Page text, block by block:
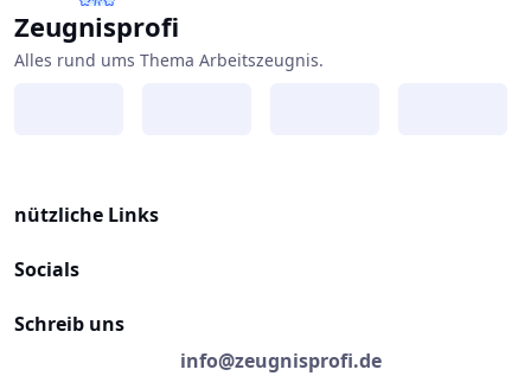
Zeugnisprofi
Alles rund ums Thema Arbeitszeugnis.
nützliche Links
Socials
Schreib uns
info@zeugnisprofi.de